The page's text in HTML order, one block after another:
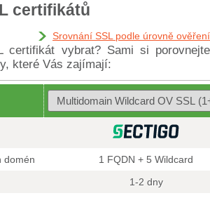
certifikátů
Srovnání SSL podle úrovně ověření
certifikát vybrat? Sami si porovnejte
které Vás zajímají:
domén
1 FQDN + 5 Wildcard
1-2 dny